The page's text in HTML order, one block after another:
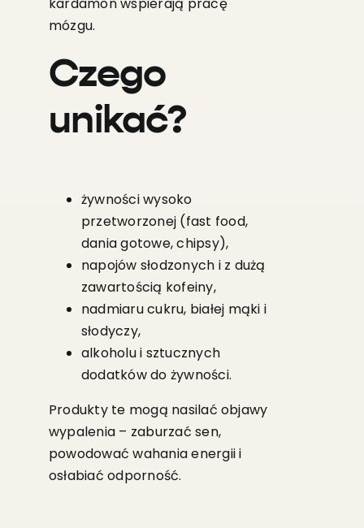
kardamon wspierają pracę
mózgu.
Czego
unikać?
żywności wysoko
przetworzonej (fast food,
dania gotowe, chipsy),
napojów słodzonych i z dużą
zawartością kofeiny,
nadmiaru cukru, białej mąki i
słodyczy,
alkoholu i sztucznych
dodatków do żywności.
Produkty te mogą nasilać objawy
wypalenia – zaburzać sen,
powodować wahania energii i
osłabiać odporność.